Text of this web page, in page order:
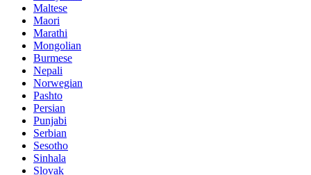
Maltese
Maori
Marathi
Mongolian
Burmese
Nepali
Norwegian
Pashto
Persian
Punjabi
Serbian
Sesotho
Sinhala
Slovak